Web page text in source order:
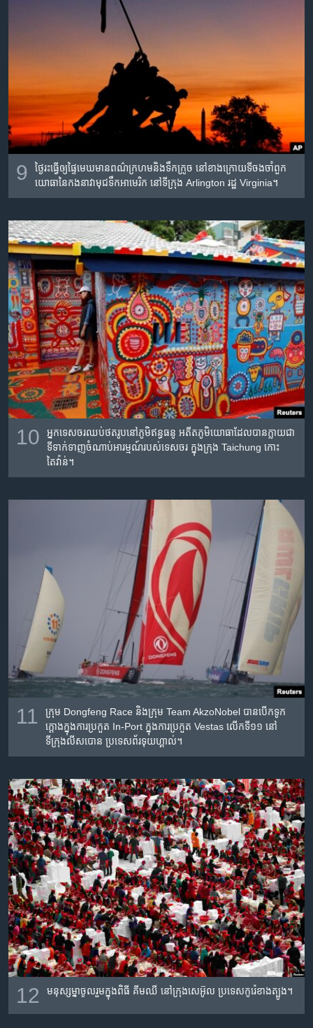
9
ថ្ងៃ​​រះ​ធ្វើ​ឲ្យ​ផ្ទៃ​មេឃ​មាន​ពណ៌​ក្រហម​និង​ទឹក​ក្រូច នៅ​ខាងក្រោយ​​​ទី​ចង​ចាំ​ពួក​​
យោធា​នៃ​កង​នាវា​មុជទឹក​អាមេរិក នៅ​ទីក្រុងArlingtonរដ្ឋVirginia។
10
អ្នក​ទេសចរ​ឈប់​ថត​រូប​នៅ​ភូមិ​ឥន្ធធនូ អតីត​ភូមិ​យោធា​ដែល​បាន​ក្លាយ​ជា​
ទី​ទាក់​ទាញ​ចំណាប់​អារម្មណ៍​របស់​ទេស​ចរ ក្នុង​ក្រុង Taichung កោះ​
តៃវ៉ាន់។
11
ក្រុម​ Dongfeng Race និង​ក្រុម Team AkzoNobel បាន​បើក​ទូក​
ក្តោង​​ក្នុង​ការ​ប្រកួត In-Port ក្នុង​ការ​ប្រកួត​ Vestas លើក​ទី​១១ នៅ​
ទីក្រុង​លីសបោន ប្រទេស​ព័រទុយហ្គាល់។
12 មនុស្ស​ម្នា​ចូល​រួម​ក្នុង​ពិធី​ គីមឈី នៅ​ក្រុង​សេអ៊ូល ប្រទេស​កូរ៉េ​ខាង​ត្បូង។